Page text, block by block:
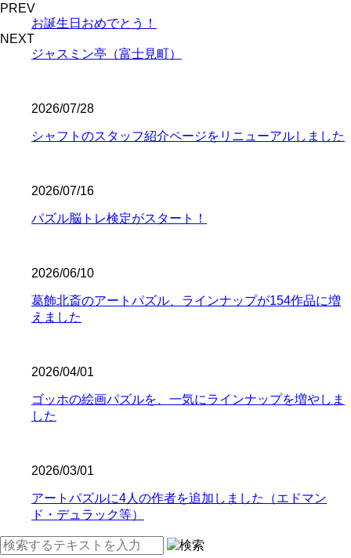
PREV
お誕生日おめでとう！
NEXT
ジャスミン亭（富士見町）
2026/07/28
シャフトのスタッフ紹介ページをリニューアルしました
2026/07/16
パズル脳トレ検定がスタート！
2026/06/10
葛飾北斎のアートパズル、ラインナップが154作品に増
えました
2026/04/01
ゴッホの絵画パズルを、一気にラインナップを増やしま
した
2026/03/01
アートパズルに4人の作者を追加しました（エドマン
ド・デュラック等）